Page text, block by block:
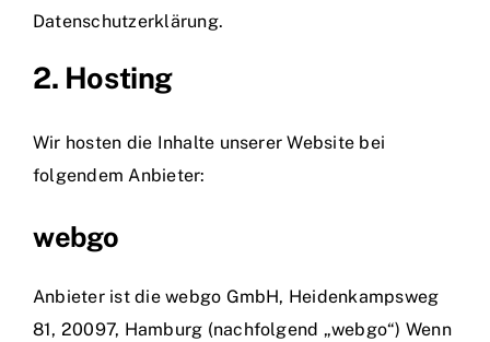
Datenschutzerklärung.
2. Hosting
Wir hosten die Inhalte unserer Website bei
folgendem Anbieter:
webgo
Anbieter ist die webgo GmbH, Heidenkampsweg
81, 20097, Hamburg (nachfolgend „webgo“) Wenn